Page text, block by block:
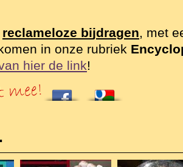
reclameloze bijdragen, met
in onze rubriek
hier de link!